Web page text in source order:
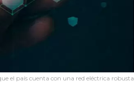
el país cuenta con una red eléctrica robusta